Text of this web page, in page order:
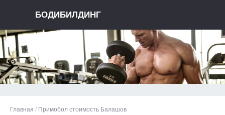
БОДИБИЛДИНГ
Главная / Примобол стоимость Балашов